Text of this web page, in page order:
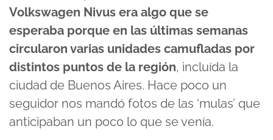
Volkswagen Nivus era algo que se
esperaba porque en las últimas semanas
circularon varias unidades camufladas por
distintos puntos de la región, incluída la
ciudad de Buenos Aires. Hace poco un
seguidor nos mandó fotos de las ‘mulas’ que
anticipaban un poco lo que se venía.